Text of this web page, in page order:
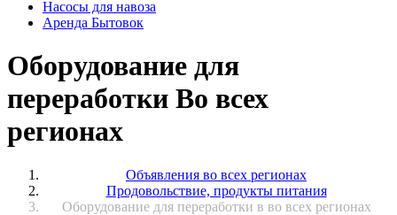
Насосы для навоза
Аренда Бытовок
Оборудование для
переработки Во всех
регионах
Объявления во всех регионах
Продовольствие, продукты питания
Оборудование для переработки в во всех регионах